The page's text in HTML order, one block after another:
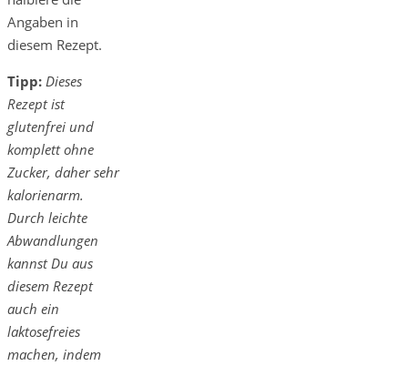
Angaben in
diesem Rezept.
Tipp: Dieses
Rezept ist
glutenfrei und
komplett ohne
Zucker, daher sehr
kalorienarm.
Durch leichte
Abwandlungen
kannst Du aus
diesem Rezept
auch ein
laktosefreies
machen, indem